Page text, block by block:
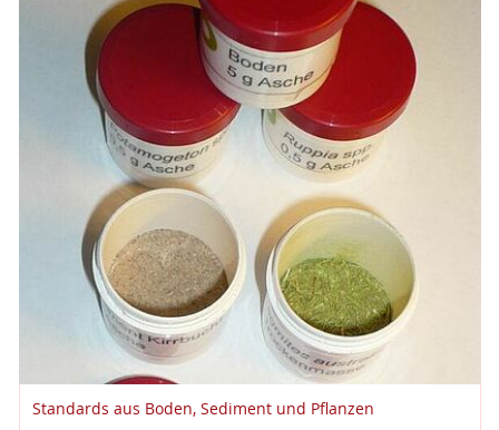
Standards aus Boden, Sediment und Pflanzen